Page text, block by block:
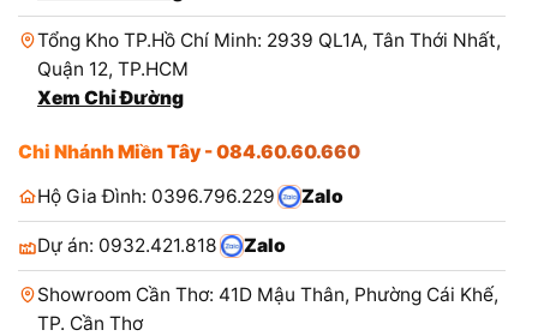
Tổng Kho TP.Hồ Chí Minh: 2939 QL1A, Tân Thới Nhất,
Quận 12, TP.HCM
Xem Chỉ Đường
Chi Nhánh Miền Tây - 084.60.60.660
Hộ Gia Đình: 0396.796.229
Zalo
Dự án: 0932.421.818 Zalo
Showroom Cần Thơ: 41D Mậu Thân, Phường Cái Khế,
TP. Cần Thơ